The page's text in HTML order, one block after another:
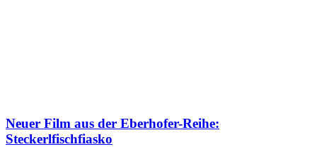
Neuer Film aus der Eberhofer-Reihe:
Steckerlfischfiasko